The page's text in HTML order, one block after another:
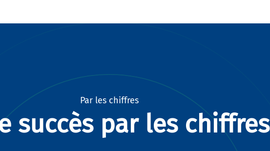
Par les chiffres
succès par les chiffres